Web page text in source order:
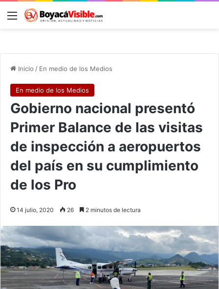
Menú
Inicio / En medio de los Medios
En medio de los Medios
Gobierno nacional presentó
Primer Balance de las visitas
de inspección a aeropuertos
del país en su cumplimiento
de los Pro
14 julio, 2020 26 2 minutos de lectura